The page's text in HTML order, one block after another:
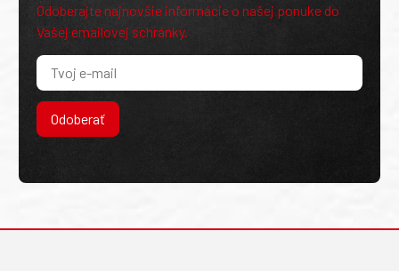
Odoberajte najnovšie informácie o našej ponuke do
Vašej emailovej schránky.
Odoberať